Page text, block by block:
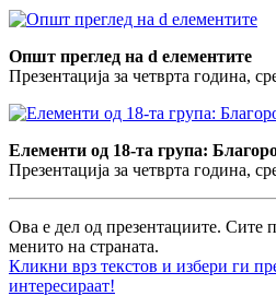
Општ преглед на d елементите
Презентација за четврта година,
Елементи од 18-та група:
Презентација за четврта година,
Ова е дел од презентациите. Сите
менито на страната.
Кликни врз текстов и избери ги
интересираат!